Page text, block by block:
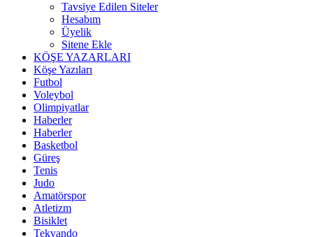
Tavsiye Edilen Siteler
Hesabım
Üyelik
Sitene Ekle
KÖŞE YAZARLARI
Köşe Yazıları
Futbol
Voleybol
Olimpiyatlar
Haberler
Haberler
Basketbol
Güreş
Tenis
Judo
Amatörspor
Atletizm
Bisiklet
Tekvando